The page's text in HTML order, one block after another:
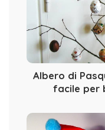
Albero di
facile per